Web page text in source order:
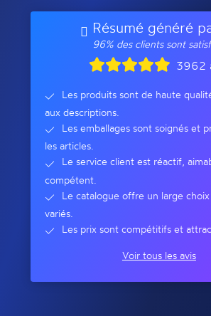
Résumé généré
96% des clients sont
3962
Les produits sont de haute
aux descriptions.
Les emballages sont soignés et
les articles.
Le service client est réactif,
compétent.
Le catalogue offre un large
variés.
Les prix sont compétitifs et
Voir tous les avis